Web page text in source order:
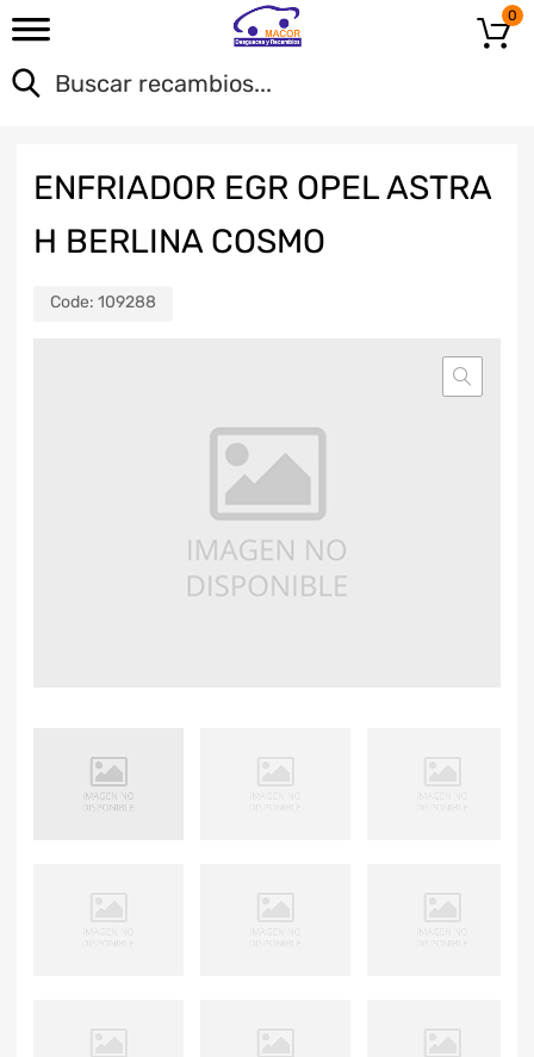
0
ENFRIADOR EGR OPEL ASTRA
H BERLINA COSMO
Code: 109288